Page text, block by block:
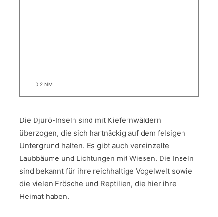
0.2 NM
Die Djurö-Inseln sind mit Kiefernwäldern
überzogen, die sich hartnäckig auf dem felsigen
Untergrund halten. Es gibt auch vereinzelte
Laubbäume und Lichtungen mit Wiesen. Die Inseln
sind bekannt für ihre reichhaltige Vogelwelt sowie
die vielen Frösche und Reptilien, die hier ihre
Heimat haben.